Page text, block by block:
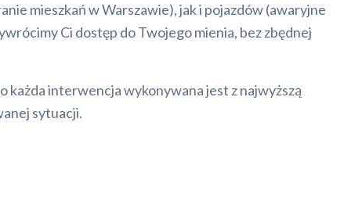
mieszkań w Warszawie), jak i pojazdów (awaryjne
Ci dostęp do Twojego mienia, bez zbędnej
interwencja wykonywana jest z najwyższą
sytuacji.